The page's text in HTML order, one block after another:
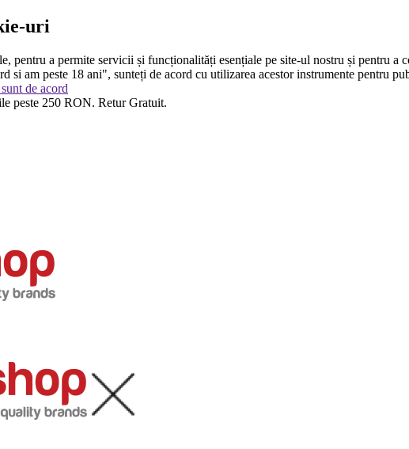
uri
pentru a permite servicii și funcționalități esențiale pe site-ul nostru și pentru
si am peste 18 ani", sunteți de acord cu utilizarea acestor instrumente pentru
de acord
peste 250 RON. Retur Gratuit.